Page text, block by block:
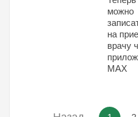
можно
на
врачу
МАХ